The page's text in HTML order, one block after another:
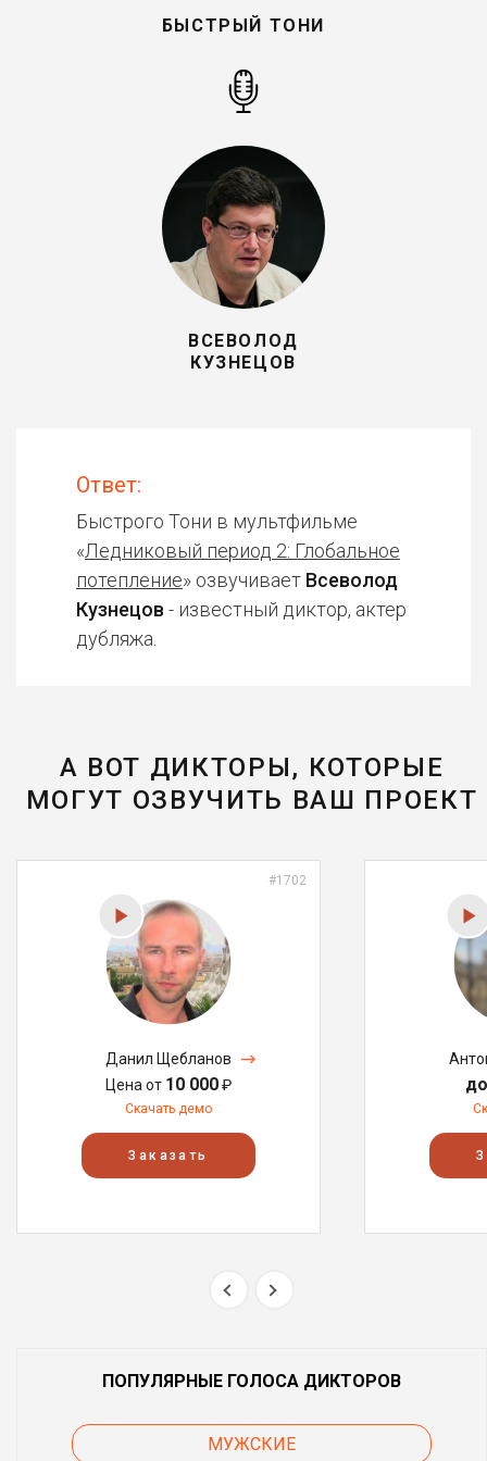
БЫСТРЫЙ ТОНИ
ВСЕВОЛОД
КУЗНЕЦОВ
Ответ:
Быстрого Тони в мультфильме
«Ледниковый период 2: Глобальное
потепление» озвучивает Всеволод
Кузнецов - известный диктор, актер
дубляжа.
А ВОТ ДИКТОРЫ, КОТОРЫЕ
МОГУТ ОЗВУЧИТЬ ВАШ ПРОЕКТ
#1702
Данил Щебланов
Цена от 10 000₽
Скачать демо
Заказать
ПОПУЛЯРНЫЕ ГОЛОСА ДИКТОРОВ
МУЖСКИЕ